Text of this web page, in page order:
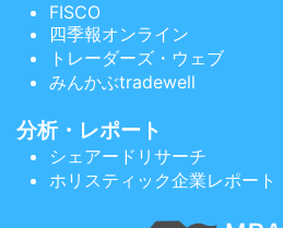
FISCO
四季報オンライン
トレーダーズ・ウェブ
みんかぶtradewell
分析・レポート
シェアードリサーチ
ホリスティック企業レポー